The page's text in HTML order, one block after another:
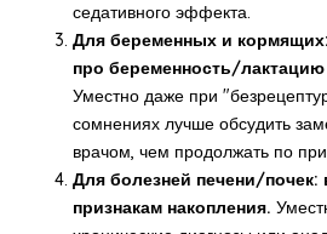
седативного эффекта.
Для беременных и
про беременность/лактацию
Уместно даже при
сомнениях лучше обсудить
врачом, чем продолжать по
Для болезней печени/почек:
признакам накопления.